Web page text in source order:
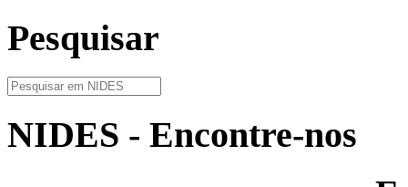
Pesquisar
NIDES - Encontre-nos